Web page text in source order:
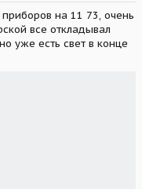
на 11 73, очень
все откладывал
уже есть свет в конце